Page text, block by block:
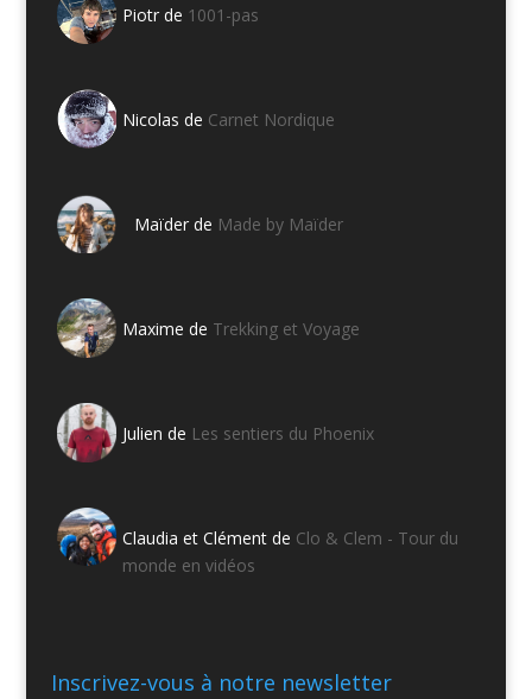
Piotr de 1001-pas
Nicolas de Carnet Nordique
Maïder de Made by Maïder
Maxime de Trekking et Voyage
Julien de Les sentiers du Phoenix
Claudia et Clément de Clo & Clem - Tour du
monde en vidéos
Inscrivez-vous à notre newsletter